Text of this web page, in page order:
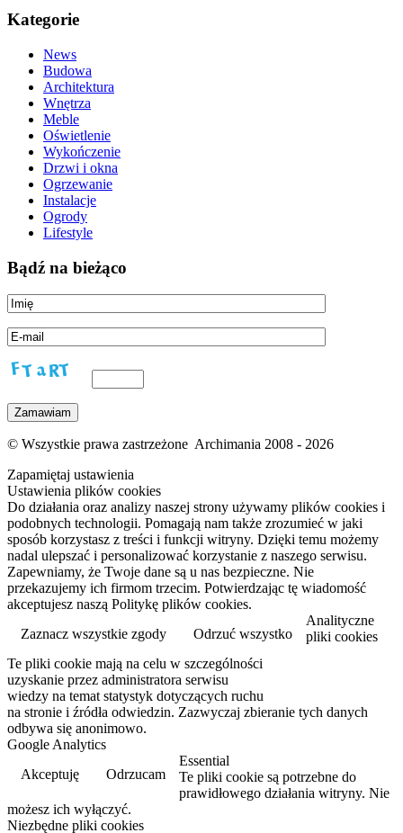
Kategorie
News
Budowa
Architektura
Wnętrza
Meble
Oświetlenie
Wykończenie
Drzwi i okna
Ogrzewanie
Instalacje
Ogrody
Lifestyle
Bądź na bieżąco
© Wszystkie prawa zastrzeżone Archimania 2008 - 2026
Zapamiętaj ustawienia
Ustawienia plików cookies
Do działania oraz analizy naszej strony używamy plików cookies i
podobnych technologii. Pomagają nam także zrozumieć w jaki
sposób korzystasz z treści i funkcji witryny. Dzięki temu możemy
nadal ulepszać i personalizować korzystanie z naszego serwisu.
Zapewniamy, że Twoje dane są u nas bezpieczne. Nie
przekazujemy ich firmom trzecim. Potwierdzając tę wiadomość
akceptujesz naszą Politykę plików cookies.
Zaznacz wszystkie zgody
Odrzuć wszystko
Analityczne
pliki cookies
Te pliki cookie mają na celu w szczególności
uzyskanie przez administratora serwisu
wiedzy na temat statystyk dotyczących ruchu
na stronie i źródła odwiedzin. Zazwyczaj zbieranie tych danych
odbywa się anonimowo.
Google Analytics
Akceptuję
Odrzucam
Essential
Te pliki cookie są potrzebne do
prawidłowego działania witryny. Nie
możesz ich wyłączyć.
Niezbędne pliki cookies